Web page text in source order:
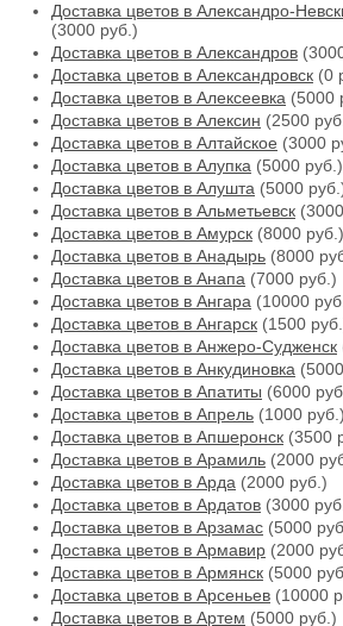
Доставка цветов в Александро-
(3000 руб.)
Доставка цветов в Александров
Доставка цветов в Александровск (0
Доставка цветов в Алексеевка (5000
Доставка цветов в Алексин (2500
Доставка цветов в Алтайское (3000
Доставка цветов в Алупка (5000 руб.)
Доставка цветов в Алушта (5000
Доставка цветов в Альметьевск
Доставка цветов в Амурск (8000 руб.)
Доставка цветов в Анадырь (8000
Доставка цветов в Анапа (7000 руб.)
Доставка цветов в Ангара (10000
Доставка цветов в Ангарск (1500
Доставка цветов в Анжеро-Судженск
Доставка цветов в Анкудиновка
Доставка цветов в Апатиты (6000
Доставка цветов в Апрель (1000 руб.)
Доставка цветов в Апшеронск (3500
Доставка цветов в Арамиль (2000
Доставка цветов в Арда (2000 руб.)
Доставка цветов в Ардатов (3000
Доставка цветов в Арзамас (5000
Доставка цветов в Армавир (2000
Доставка цветов в Армянск (5000
Доставка цветов в Арсеньев (10000
Доставка цветов в Артем (5000 руб.)